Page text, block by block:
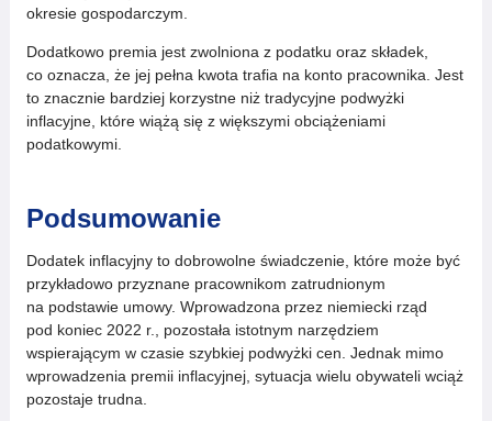
okresie gospodarczym.
Dodatkowo premia jest zwolniona z podatku oraz składek,
co oznacza, że jej pełna kwota trafia na konto pracownika. Jest
to znacznie bardziej korzystne niż tradycyjne podwyżki
inflacyjne, które wiążą się z większymi obciążeniami
podatkowymi.
Podsumowanie
Dodatek inflacyjny to dobrowolne świadczenie, które może być
przykładowo przyznane pracownikom zatrudnionym
na podstawie umowy. Wprowadzona przez niemiecki rząd
pod koniec 2022 r., pozostała istotnym narzędziem
wspierającym w czasie szybkiej podwyżki cen. Jednak mimo
wprowadzenia premii inflacyjnej, sytuacja wielu obywateli wciąż
pozostaje trudna.